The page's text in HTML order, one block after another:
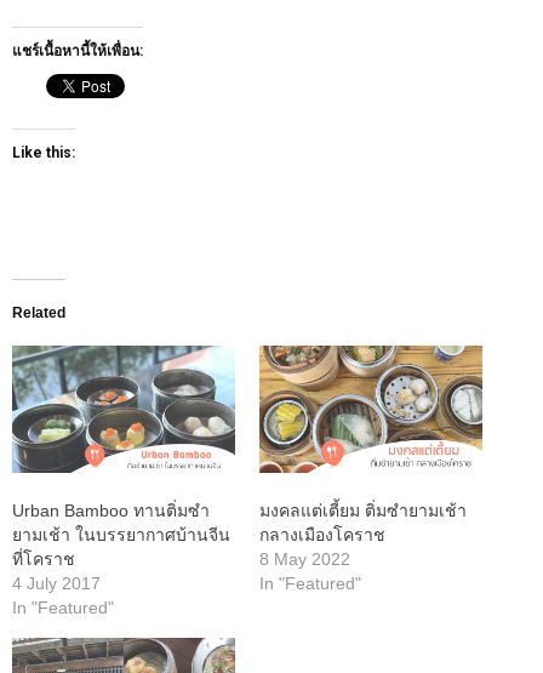
แชร์เนื้อหานี้ให้เพื่อน:
Like this:
Related
Urban Bamboo ทานติ่มซำ
ยามเช้า ในบรรยากาศบ้านจีน
ที่โคราช
4 July 2017
In "Featured"
มงคลแต่เตี้ยม ติ่มซำยามเช้า
กลางเมืองโคราช
8 May 2022
In "Featured"